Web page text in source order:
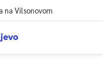
na Vilsonovom